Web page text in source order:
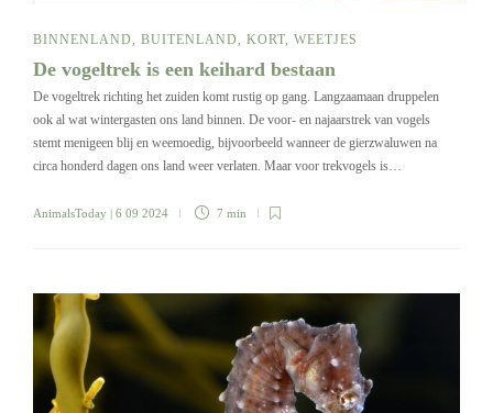
BINNENLAND, BUITENLAND, KORT, WEETJES
De vogeltrek is een keihard bestaan
De vogeltrek richting het zuiden komt rustig op gang. Langzaamaan druppelen
ook al wat wintergasten ons land binnen. De voor- en najaarstrek van vogels
stemt menigeen blij en weemoedig, bijvoorbeeld wanneer de gierzwaluwen na
circa honderd dagen ons land weer verlaten. Maar voor trekvogels is…
AnimalsToday | 6 09 2024 7 min